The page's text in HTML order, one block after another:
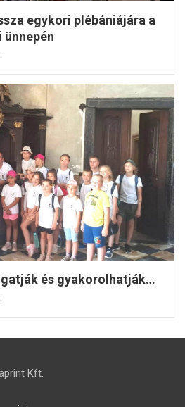
egykori plébániájára a
ünnepén
és gyakorolhatják…
Kft.